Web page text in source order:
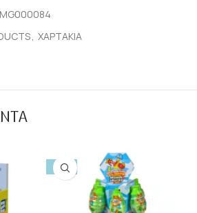
MG000084
, ΧΑΡΤΑΚΙΑ
-10%